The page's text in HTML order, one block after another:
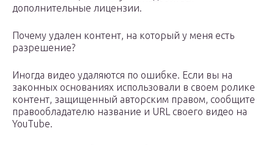
дополнительные лицензии.
Почему удален контент, на который у меня есть
разрешение?
Иногда видео удаляются по ошибке. Если вы на
законных основаниях использовали в своем ролике
контент, защищенный авторским правом, сообщите
правообладателю название и URL своего видео на
YouTube.